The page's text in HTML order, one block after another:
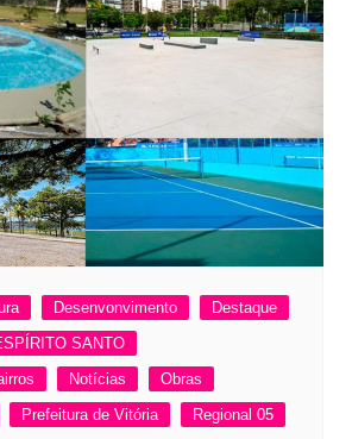
Desenvonvimento
Destaque
SANTO
Notícias
Obras
Prefeitura de Vitória
Regional 05